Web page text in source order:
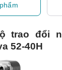
trao đổi
52-40H